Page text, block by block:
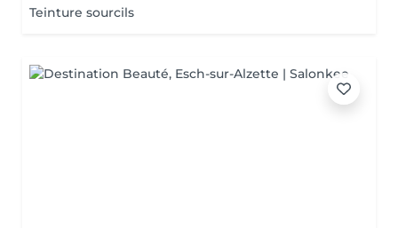
Teinture sourcils